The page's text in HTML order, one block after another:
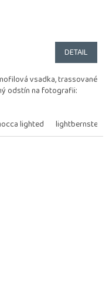
DETAIL
vsadka, trassované
odstín na fotografii:
lighted lightbernstein